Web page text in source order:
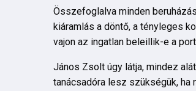
Összefoglalva minden
kiáramlás a döntő, a tényleges
vajon az ingatlan beleillik-e a
János Zsolt úgy látja, mindez
tanácsadóra lesz szükségük, ha